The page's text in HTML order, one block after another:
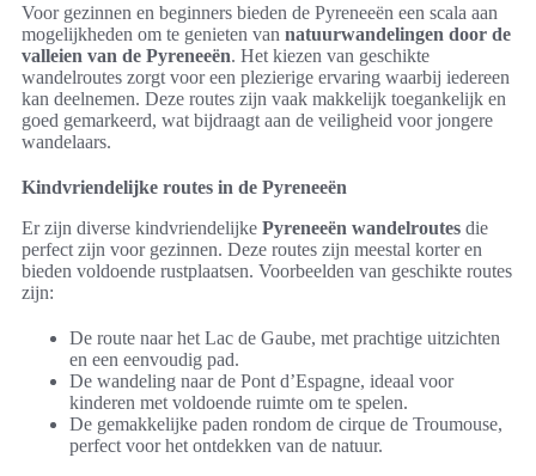
Voor gezinnen en beginners bieden de Pyreneeën een scala aan
mogelijkheden om te genieten van natuurwandelingen door de
valleien van de Pyreneeën. Het kiezen van geschikte
wandelroutes zorgt voor een plezierige ervaring waarbij iedereen
kan deelnemen. Deze routes zijn vaak makkelijk toegankelijk en
goed gemarkeerd, wat bijdraagt aan de veiligheid voor jongere
wandelaars.
Kindvriendelijke routes in de Pyreneeën
Er zijn diverse kindvriendelijke Pyreneeën wandelroutes die
perfect zijn voor gezinnen. Deze routes zijn meestal korter en
bieden voldoende rustplaatsen. Voorbeelden van geschikte routes
zijn:
De route naar het Lac de Gaube, met prachtige uitzichten
en een eenvoudig pad.
De wandeling naar de Pont d’Espagne, ideaal voor
kinderen met voldoende ruimte om te spelen.
De gemakkelijke paden rondom de cirque de Troumouse,
perfect voor het ontdekken van de natuur.